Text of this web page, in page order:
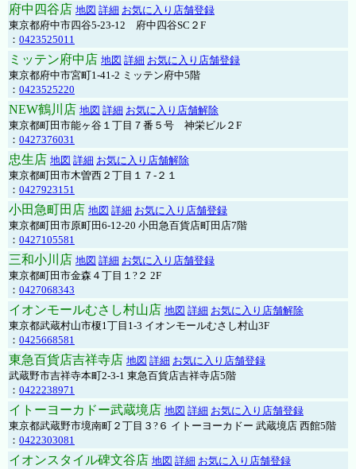
府中四谷店 地図 詳細 お気に入り店舗登録
東京都府中市四谷5-23-12 府中四谷SC２F
： 0423525011
ミッテン府中店 地図 詳細 お気に入り店舗登録
東京都府中市宮町1-41-2 ミッテン府中5階
： 0423525220
NEW鶴川店 地図 詳細 お気に入り店舗解除
東京都町田市能ヶ谷１丁目７番５号 神栄ビル２F
： 0427376031
忠生店 地図 詳細 お気に入り店舗解除
東京都町田市木曽西２丁目１７-２１
： 0427923151
小田急町田店 地図 詳細 お気に入り店舗登録
東京都町田市原町田6-12-20 小田急百貨店町田店7階
： 0427105581
三和小川店 地図 詳細 お気に入り店舗登録
東京都町田市金森４丁目１?２ 2F
： 0427068343
イオンモールむさし村山店 地図 詳細 お気に入り店舗解除
東京都武蔵村山市榎1丁目1-3 イオンモールむさし村山3F
： 0425668581
東急百貨店吉祥寺店 地図 詳細 お気に入り店舗登録
武蔵野市吉祥寺本町2-3-1 東急百貨店吉祥寺店5階
： 0422238971
イトーヨーカドー武蔵境店 地図 詳細 お気に入り店舗登録
東京都武蔵野市境南町２丁目３?６ イトーヨーカドー 武蔵境店 西館5階
： 0422303081
イオンスタイル碑文谷店 地図 詳細 お気に入り店舗登録